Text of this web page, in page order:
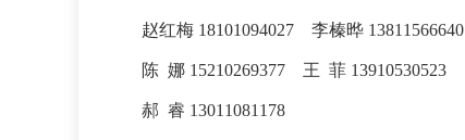
赵红梅 18101094027 李榛晔 13811566640
陈 娜 15210269377 王 菲 13910530523
郝 睿 13011081178